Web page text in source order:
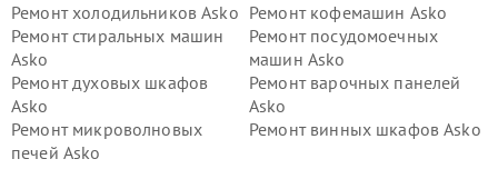
Ремонт холодильников Asko Ремонт кофемашин Asko
Ремонт стиральных машин
Asko
Ремонт посудомоечных
машин Asko
Ремонт духовых шкафов
Asko
Ремонт варочных панелей
Asko
Ремонт микроволновых
печей Asko
Ремонт винных шкафов Asko